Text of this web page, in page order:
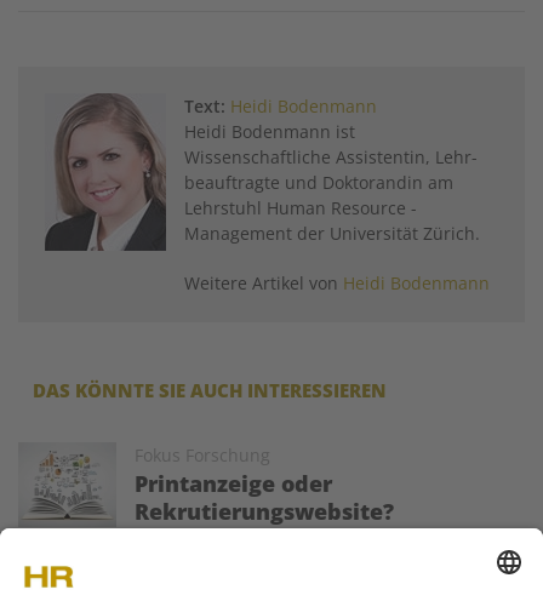
Text: Heidi Bodenmann
Heidi Bodenmann ist
Wissenschaftliche ­Assistentin, Lehr­
beauftragte und Doktorandin am
Lehrstuhl ­Human Resource ­
Management der ­Universität Zürich.
Weitere Artikel von Heidi Bodenmann
DAS KÖNNTE SIE AUCH INTERESSIEREN
Fokus Forschung
Printanzeige oder
Rekrutierungswebsite?
Image
bedeutende Wettbewerbsvorteile gegenüber der Konkurrenz.
Dementsprechend gross ist der Kampf um vielversprechende